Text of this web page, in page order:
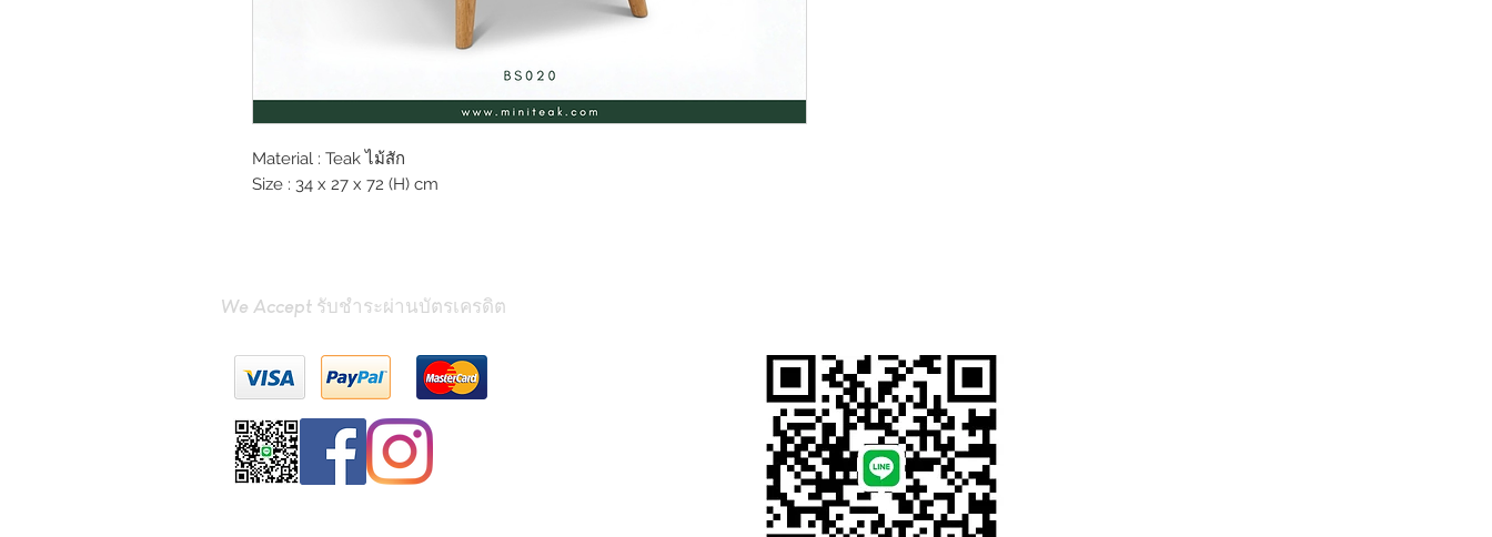
Material : Teak ไม้สัก
Size : 34 x 27 x 72 (H) cm
We Accept รับชำระผ่านบัตรเครดิต